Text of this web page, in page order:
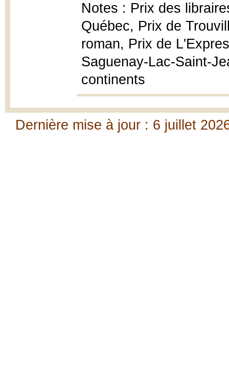
Notes : Prix des
Québec, Prix de
roman, Prix de
Saguenay-Lac-Saint-
continents
Dernière mise à jour : 6 juillet